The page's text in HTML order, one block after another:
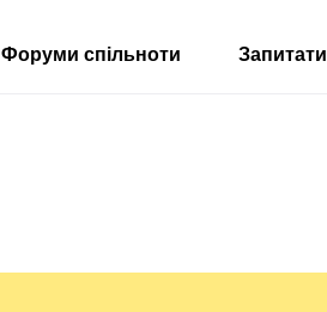
Форуми спільноти Запитати